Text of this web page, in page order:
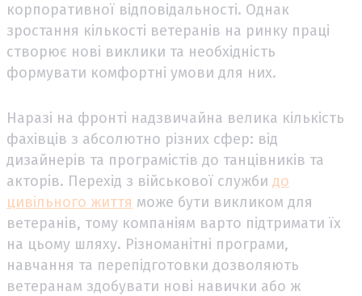
корпоративної відповідальності. Однак
зростання кількості ветеранів на ринку праці
створює нові виклики та необхідність
формувати комфортні умови для них.
Наразі на фронті надзвичайна велика кількість
фахівців з абсолютно різних сфер: від
дизайнерів та програмістів до танцівників та
акторів. Перехід з військової служби до
цивільного життя може бути викликом для
ветеранів, тому компаніям варто підтримати їх
на цьому шляху. Різноманітні програми,
навчання та перепідготовки дозволяють
ветеранам здобувати нові навички або ж